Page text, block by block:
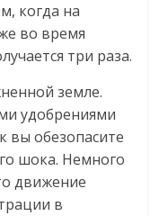
когда на
во время
три раза.
земле.
удобрениями
вы обезопасите
шока. Немного
движение
в